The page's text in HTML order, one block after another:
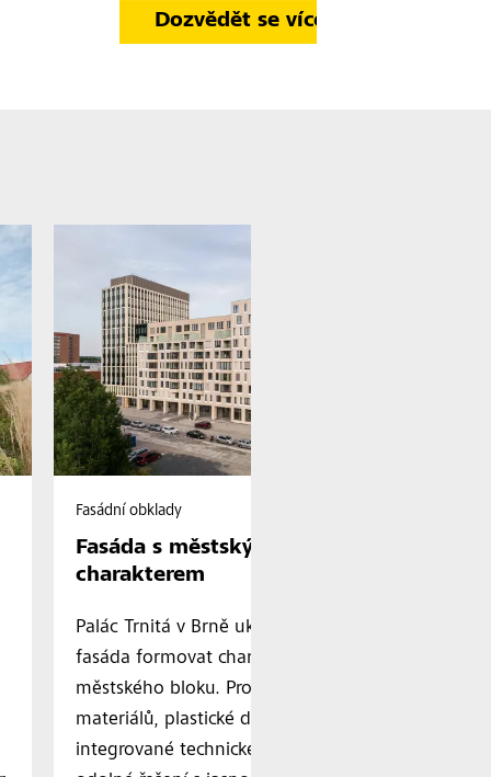
Dozvědět se více
Fasáda s městským
charakterem
Palác Trnitá v Brně ukazuje, jak může
fasáda formovat charakter nového
městského bloku. Promyšlená skladba
materiálů, plastické detaily a
integrované technické prvky vytváří
Fasádní obklady